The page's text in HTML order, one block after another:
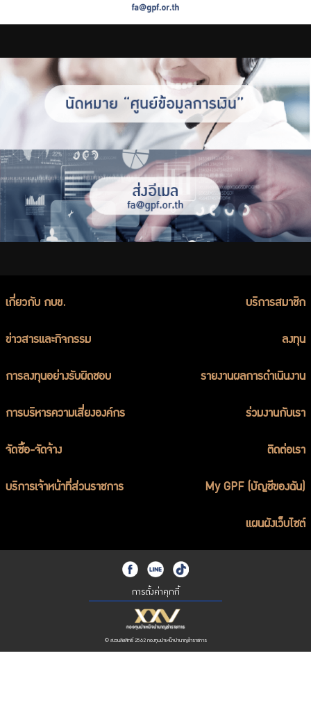
เกี่ยวกับ กบข. บริการสมาชิก
ข่าวสารและกิจกรรม ลงทุน
การลงทุนอย่างรับผิดชอบ รายงานผลการดำเนินงาน
การบริหารความเสี่ยงองค์กร ร่วมงานกับเรา
จัดซื้อ-จัดจ้าง ติดต่อเรา
บริการเจ้าหน้าที่ส่วนราชการ My GPF (บัญชีของฉัน)
แผนผังเว็บไซต์
การตั้งค่าคุกกี้
© สงวนลิขสิทธิ์ 2562 กองทุนบำเหน็จบำนาญข้าราชการ